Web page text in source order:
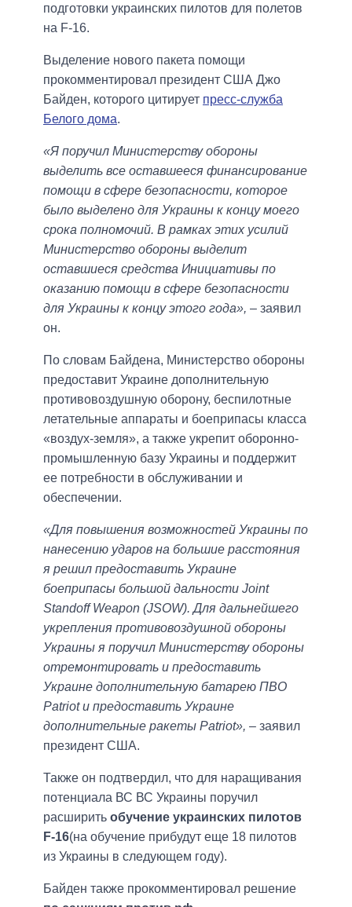
подготовки украинских пилотов для полетов
на F-16.
Выделение нового пакета помощи
прокомментировал президент США Джо
Байден, которого цитирует пресс-служба
Белого дома.
«Я поручил Министерству обороны
выделить все оставшееся финансирование
помощи в сфере безопасности, которое
было выделено для Украины к концу моего
срока полномочий. В рамках этих усилий
Министерство обороны выделит
оставшиеся средства Инициативы по
оказанию помощи в сфере безопасности
для Украины к концу этого года», – заявил
он.
По словам Байдена, Министерство обороны
предоставит Украине дополнительную
противовоздушную оборону, беспилотные
летательные аппараты и боеприпасы класса
«воздух-земля», а также укрепит оборонно-
промышленную базу Украины и поддержит
ее потребности в обслуживании и
обеспечении.
«Для повышения возможностей Украины по
нанесению ударов на большие расстояния
я решил предоставить Украине
боеприпасы большой дальности Joint
Standoff Weapon (JSOW). Для дальнейшего
укрепления противовоздушной обороны
Украины я поручил Министерству обороны
отремонтировать и предоставить
Украине дополнительную батарею ПВО
Patriot и предоставить Украине
дополнительные ракеты Patriot», – заявил
президент США.
Также он подтвердил, что для наращивания
потенциала ВС ВС Украины поручил
расширить обучение украинских пилотов
F-16(на обучение прибудут еще 18 пилотов
из Украины в следующем году).
Байден также прокомментировал решение